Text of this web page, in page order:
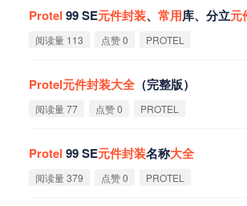
Protel 99 SE元件封装、 常用库、分立元
阅读量 113 点赞 0 PROTEL
Protel元件封装大全（完整版）
阅读量 77 点赞 0 PROTEL
Protel 99 SE元件封装名称大全
阅读量 379 点赞 0 PROTEL